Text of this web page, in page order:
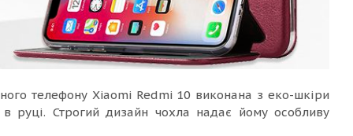
телефону Xiaomi Redmi 10 виконана з еко-шкіри
руці. Строгий дизайн чохла надає йому особливу